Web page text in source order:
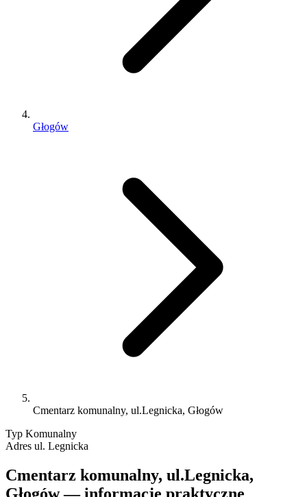
Głogów
Cmentarz komunalny, ul.Legnicka, Głogów
Typ Komunalny
Adres ul. Legnicka
Cmentarz komunalny, ul.Legnicka,
Głogów — informacje praktyczne